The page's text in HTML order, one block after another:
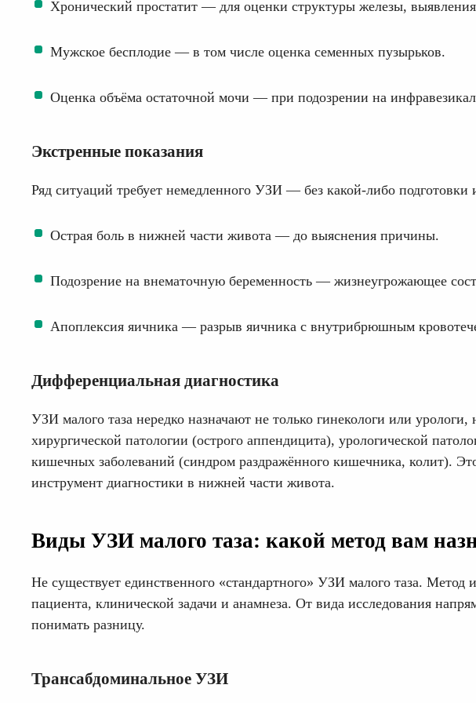
Хронический простатит — для оценки структуры железы,
Мужское бесплодие — в том числе оценка семенных пузырьков.
Оценка объёма остаточной мочи — при подозрении на
Экстренные показания
Ряд ситуаций требует немедленного УЗИ — без какой-либо подготовки
Острая боль в нижней части живота — до выяснения причины.
Подозрение на внематочную беременность — жизнеугрожающее
Апоплексия яичника — разрыв яичника с внутрибрюшным
Дифференциальная диагностика
УЗИ малого таза нередко назначают не только гинекологи или
хирургической патологии (острого аппендицита), урологической
кишечных заболеваний (синдром раздражённого кишечника, колит).
инструмент диагностики в нижней части живота.
Виды УЗИ малого таза: какой метод вам
Не существует единственного «стандартного» УЗИ малого таза. Метод
пациента, клинической задачи и анамнеза. От вида исследования
понимать разницу.
Трансабдоминальное УЗИ